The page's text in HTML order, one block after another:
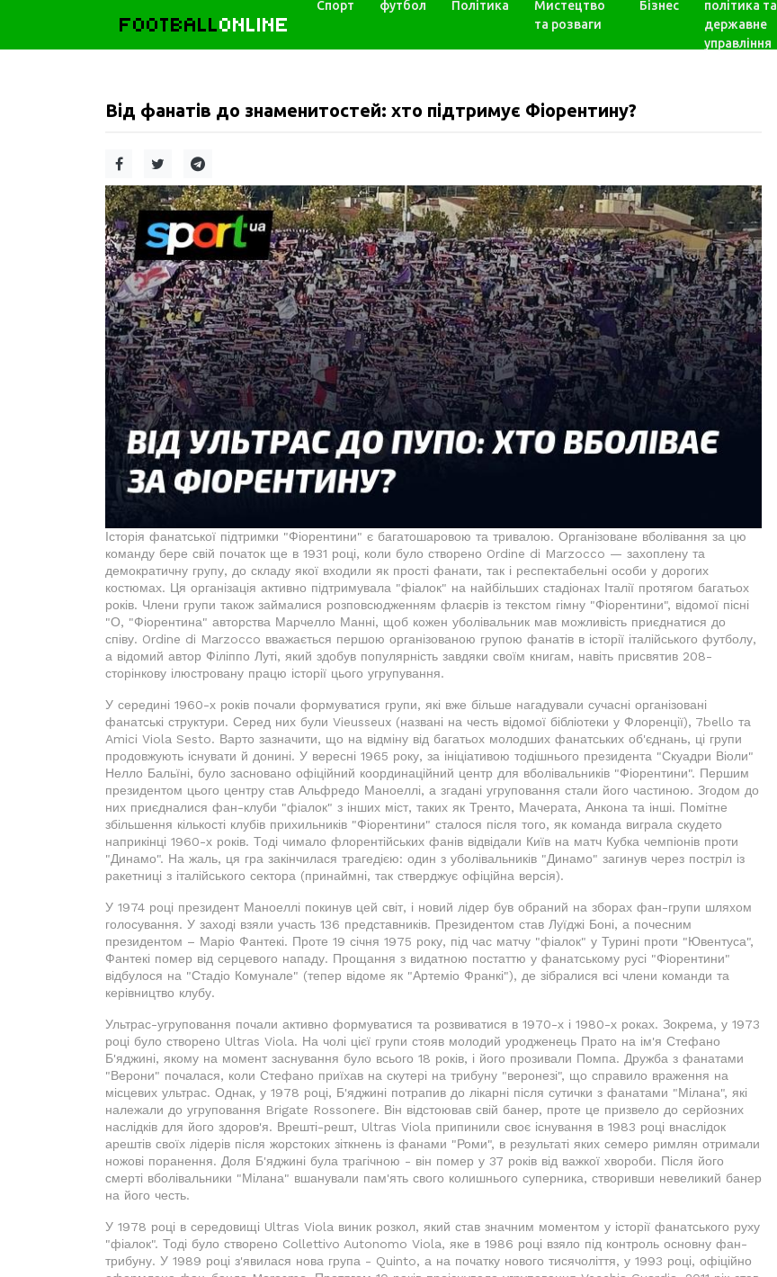
FOOTBALLONLINE
Спорт футбол Політика
Мистецтво
та розваги
Бізнес
політика та
державне
управління
Від фанатів до знаменитостей: хто підтримує Фіорентину?
Історія фанатської підтримки "Фіорентини" є багатошаровою та тривалою. Організоване вболівання за цю
команду бере свій початок ще в 1931 році, коли було створено Ordine di Marzocco — захоплену та
демократичну групу, до складу якої входили як прості фанати, так і респектабельні особи у дорогих
костюмах. Ця організація активно підтримувала "фіалок" на найбільших стадіонах Італії протягом багатьох
років. Члени групи також займалися розповсюдженням флаєрів із текстом гімну "Фіорентини", відомої пісні
"О, "Фіорентина" авторства Марчелло Манні, щоб кожен уболівальник мав можливість приєднатися до
співу. Ordine di Marzocco вважається першою організованою групою фанатів в історії італійського футболу,
а відомий автор Філіппо Луті, який здобув популярність завдяки своїм книгам, навіть присвятив 208-
сторінкову ілюстровану працю історії цього угрупування.
У середині 1960-х років почали формуватися групи, які вже більше нагадували сучасні організовані
фанатські структури. Серед них були Vieusseux (названі на честь відомої бібліотеки у Флоренції), 7bello та
Amici Viola Sesto. Варто зазначити, що на відміну від багатьох молодших фанатських об'єднань, ці групи
продовжують існувати й донині. У вересні 1965 року, за ініціативою тодішнього президента "Скуадри Віоли"
Нелло Бальїні, було засновано офіційний координаційний центр для вболівальників "Фіорентини". Першим
президентом цього центру став Альфредо Маноеллі, а згадані угруповання стали його частиною. Згодом до
них приєдналися фан-клуби "фіалок" з інших міст, таких як Тренто, Мачерата, Анкона та інші. Помітне
збільшення кількості клубів прихильників "Фіорентини" сталося після того, як команда виграла скудето
наприкінці 1960-х років. Тоді чимало флорентійських фанів відвідали Київ на матч Кубка чемпіонів проти
"Динамо". На жаль, ця гра закінчилася трагедією: один з уболівальників "Динамо" загинув через постріл із
ракетниці з італійського сектора (принаймні, так стверджує офіційна версія).
У 1974 році президент Маноеллі покинув цей світ, і новий лідер був обраний на зборах фан-групи шляхом
голосування. У заході взяли участь 136 представників. Президентом став Луїджі Боні, а почесним
президентом – Маріо Фантекі. Проте 19 січня 1975 року, під час матчу "фіалок" у Турині проти "Ювентуса",
Фантекі помер від серцевого нападу. Прощання з видатною постаттю у фанатському русі "Фіорентини"
відбулося на "Стадіо Комунале" (тепер відоме як "Артеміо Франкі"), де зібралися всі члени команди та
керівництво клубу.
Ультрас-угруповання почали активно формуватися та розвиватися в 1970-х і 1980-х роках. Зокрема, у 1973
році було створено Ultras Viola. На чолі цієї групи стояв молодий уродженець Прато на ім'я Стефано
Б'яджині, якому на момент заснування було всього 18 років, і його прозивали Помпа. Дружба з фанатами
"Верони" почалася, коли Стефано приїхав на скутері на трибуну "веронезі", що справило враження на
місцевих ультрас. Однак, у 1978 році, Б'яджині потрапив до лікарні після сутички з фанатами "Мілана", які
належали до угруповання Brigate Rossonere. Він відстоював свій банер, проте це призвело до серйозних
наслідків для його здоров'я. Врешті-решт, Ultras Viola припинили своє існування в 1983 році внаслідок
арештів своїх лідерів після жорстоких зіткнень із фанами "Роми", в результаті яких семеро римлян отримали
ножові поранення. Доля Б'яджині була трагічною - він помер у 37 років від важкої хвороби. Після його
смерті вболівальники "Мілана" вшанували пам'ять свого колишнього суперника, створивши невеликий банер
на його честь.
У 1978 році в середовищі Ultras Viola виник розкол, який став значним моментом у історії фанатського руху
"фіалок". Тоді було створено Collettivo Autonomo Viola, яке в 1986 році взяло під контроль основну фан-
трибуну. У 1989 році з'явилася нова група - Quinto, а на початку нового тисячоліття, у 1993 році, офіційно